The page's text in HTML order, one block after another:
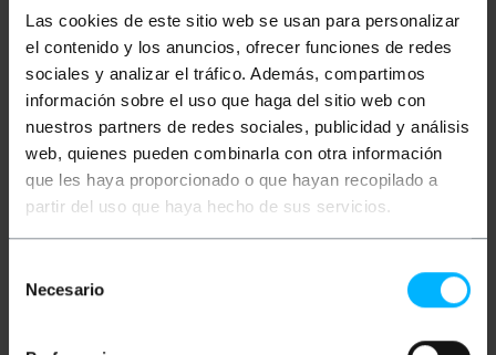
Las cookies de este sitio web se usan para personalizar
el contenido y los anuncios, ofrecer funciones de redes
sociales y analizar el tráfico. Además, compartimos
información sobre el uso que haga del sitio web con
nuestros partners de redes sociales, publicidad y análisis
web, quienes pueden combinarla con otra información
que les haya proporcionado o que hayan recopilado a
partir del uso que haya hecho de sus servicios.
Necesario
Descrizione
Scatola di superficie o aerea, per comandi, pulsanti
e interruttori, basata su fori di diametro 22 mm.
Scatola di plastica progettata per essere installata
sulla superficie (muro) o utilizzata come centro di
controllo portatile. Pulsanti e interruttori, per
controlli industriali, controllo automazione, gru,
paranchi, macchine, robot, tapparelle, ecc. L'utente
dell'automazione, in base ale esigenze di ogni
Specifiche